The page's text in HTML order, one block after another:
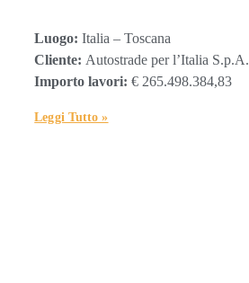
Luogo:Italia – Toscana
Cliente: Autostrade per l’Italia S.p.A.
Importo lavori:€ 265.498.384,83
Leggi Tutto »